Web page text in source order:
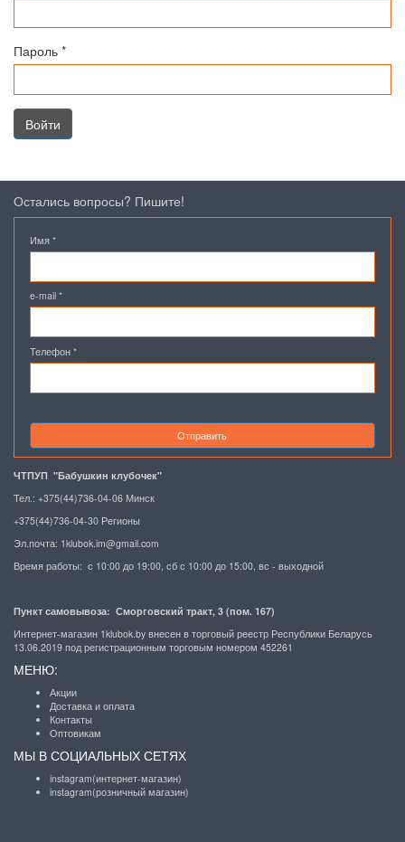
Пароль *
Войти
Остались вопросы? Пишите!
Имя *
e-mail *
Телефон *
Отправить
ЧТПУП "Бабушкин клубочек"
Тел.: +375(44)736-04-06 Минск
+375(44)736-04-30 Регионы
Эл.почта: 1klubok.im@gmail.com
Время работы: с 10:00 до 19:00, сб с 10:00 до 15:00, вс - выходной
Пункт самовывоза: Сморговский тракт, 3 (пом. 167)
Интернет-магазин 1klubok.by внесен в торговый реестр Республики Беларусь
13.06.2019 под регистрационным торговым номером 452261
МЕНЮ:
Акции
Доставка и оплата
Контакты
Оптовикам
МЫ В СОЦИАЛЬНЫХ СЕТЯХ
instagram(интернет-магазин)
instagram(розничный магазин)